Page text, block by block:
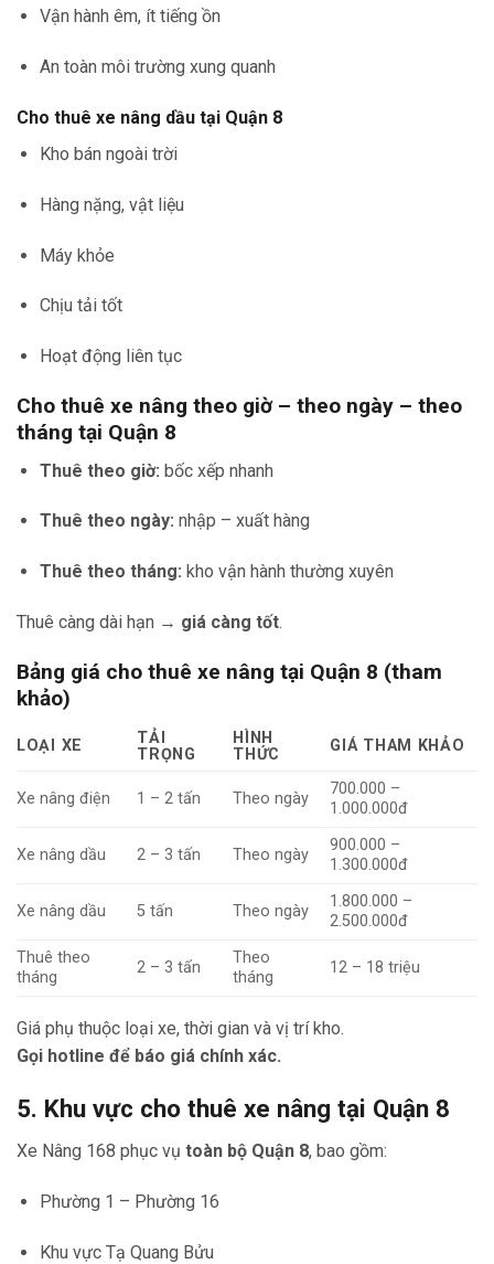
Vận hành êm, ít tiếng ồn
An toàn môi trường xung quanh
Cho thuê xe nâng dầu tại Quận 8
Kho bán ngoài trời
Hàng nặng, vật liệu
Máy khỏe
Chịu tải tốt
Hoạt động liên tục
Cho thuê xe nâng theo giờ – theo ngày – theo
tháng tại Quận 8
Thuê theo giờ: bốc xếp nhanh
Thuê theo ngày: nhập – xuất hàng
Thuê theo tháng: kho vận hành thường xuyên
Thuê càng dài hạn → giá càng tốt.
Bảng giá cho thuê xe nâng tại Quận 8 (tham
khảo)
LOẠI XE
TẢI
TRỌNG
HÌNH
THỨC
GIÁ THAM KHẢO
Xe nâng điện 1 – 2 tấn Theo ngày
700.000 –
1.000.000đ
Xe nâng dầu 2 – 3 tấn Theo ngày
900.000 –
1.300.000đ
Xe nâng dầu 5 tấn Theo ngày
1.800.000 –
2.500.000đ
Thuê theo
tháng
2 – 3 tấn
Theo
tháng
12 – 18 triệu
Giá phụ thuộc loại xe, thời gian và vị trí kho.
Gọi hotline để báo giá chính xác.
5. Khu vực cho thuê xe nâng tại Quận 8
Xe Nâng 168 phục vụ toàn bộ Quận 8, bao gồm:
Phường 1 – Phường 16
Khu vực Tạ Quang Bửu